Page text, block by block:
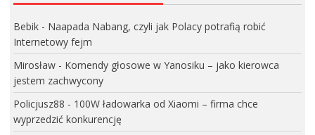
Bebik- Naapada Nabang, czyli jak Polacy potrafią robić
Internetowy fejm
Mirosław- Komendy głosowe w Yanosiku – jako kierowca
jestem zachwycony
Policjusz88 - 100W ładowarka od Xiaomi – firma chce
wyprzedzić konkurencję